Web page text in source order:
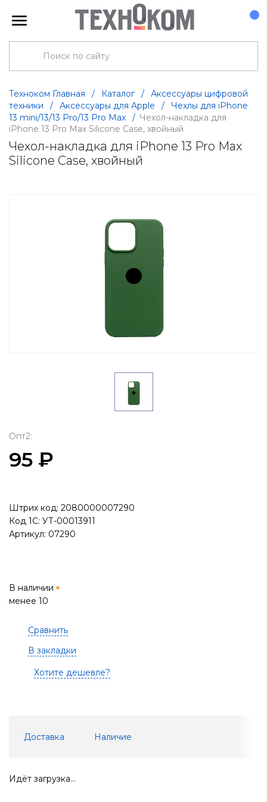
Техноком Главная / Каталог /
Аксессуары цифровой
техники
/ Аксессуары для Apple /
Чехлы для iPhone
13 mini/13/13 Pro/13 Pro Max
/ Чехол-накладка для
iPhone 13 Pro Max Silicone Case, хвойный
Чехол-накладка для iPhone 13 Pro Max
Silicone Case, хвойный
Опт2:
95 ₽
Штрих код: 2080000007290
Код 1С: УТ-00013911
Артикул: 07290
В наличии
менее 10
Сравнить
В закладки
Хотите дешевле?
Доставка Наличие
Идёт загрузка...